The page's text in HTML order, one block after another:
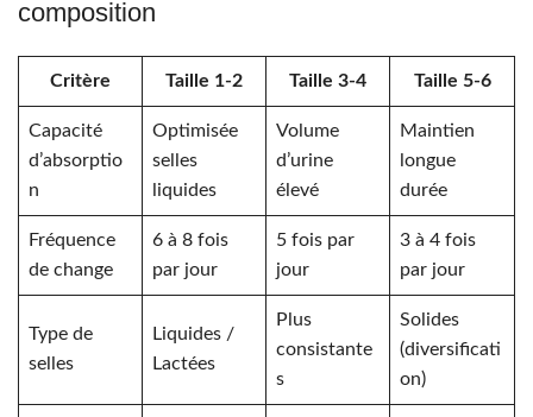
composition
Critère Taille 1-2 Taille 3-4 Taille 5-6
Capacité
d’absorptio
n
Optimisée
selles
liquides
Volume
d’urine
élevé
Maintien
longue
durée
Fréquence
de change
6 à 8 fois
par jour
5 fois par
jour
3 à 4 fois
par jour
Type de
selles
Liquides /
Lactées
Plus
consistante
s
Solides
(diversificati
on)